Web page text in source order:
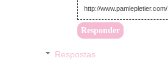
http://www.pamlepletier.com/
Responder
Respostas